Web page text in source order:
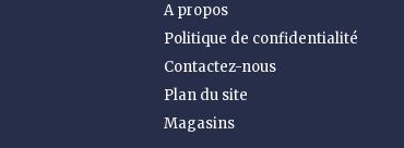
A propos
Politique de confidentialité
Contactez-nous
Plan du site
Magasins